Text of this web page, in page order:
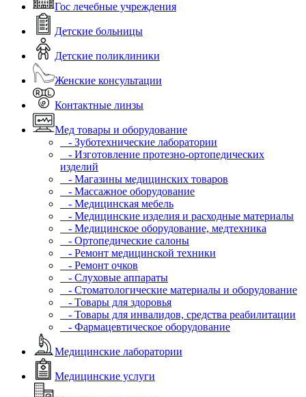
Гос лечебные учреждения
Детские больницы
Детские поликлиники
Женские консультации
Контактные линзы
Мед товары и оборудование
- Зуботехнические лаборатории
- Изготовление протезно-ортопедических
изделий
- Магазины медицинских товаров
- Массажное оборудование
- Медицинская мебель
- Медицинские изделия и расходные материалы
- Медицинское оборудование, медтехника
- Ортопедические салоны
- Ремонт медицинской техники
- Ремонт очков
- Слуховые аппараты
- Стоматологические материалы и оборудование
- Товары для здоровья
- Товары для инвалидов, средства реабилитации
- Фармацевтическое оборудование
Медицинские лаборатории
Медицинские услуги